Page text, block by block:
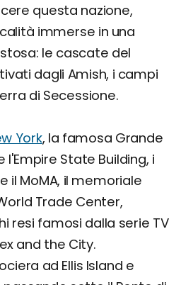
questa nazione,
immerse in una
le cascate del
dagli Amish, i campi
di Secessione.
York, la famosa Grande
l'Empire State Building, i
il MoMA, il memoriale
Trade Center,
resi famosi dalla serie TV
and the City.
ad Ellis Island e